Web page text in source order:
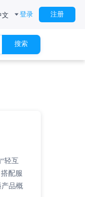
登录 注册
搜索
轻互
配服
品概